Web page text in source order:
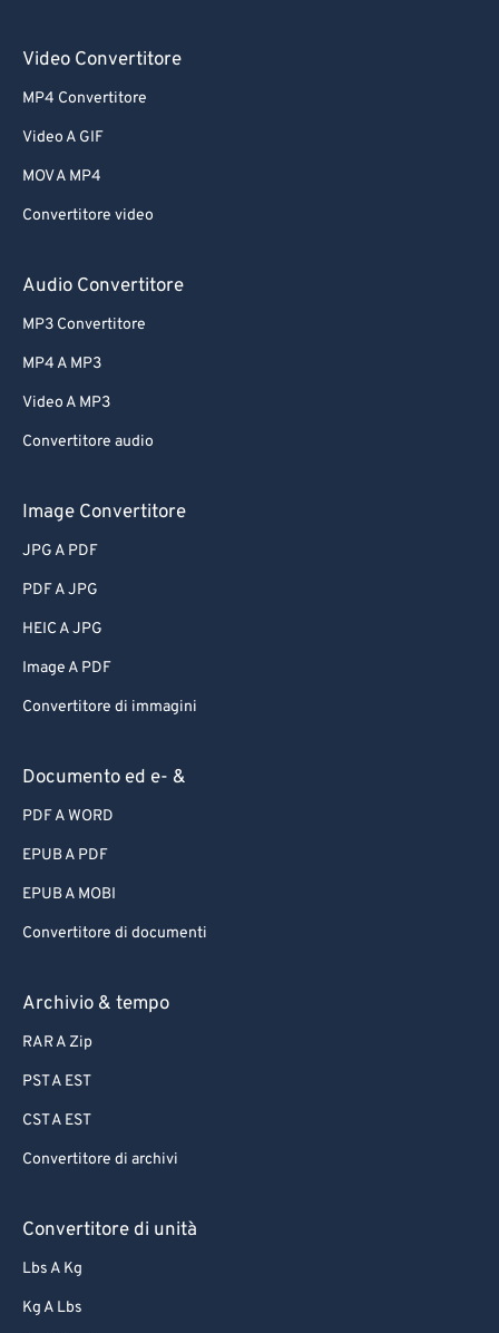
Video Convertitore
MP4 Convertitore
Video A GIF
MOV A MP4
Convertitore video
Audio Convertitore
MP3 Convertitore
MP4 A MP3
Video A MP3
Convertitore audio
Image Convertitore
JPG A PDF
PDF A JPG
HEIC A JPG
Image A PDF
Convertitore di immagini
Documento ed e- &
PDF A WORD
EPUB A PDF
EPUB A MOBI
Convertitore di documenti
Archivio & tempo
RAR A Zip
PST A EST
CST A EST
Convertitore di archivi
Convertitore di unità
Lbs A Kg
Kg A Lbs